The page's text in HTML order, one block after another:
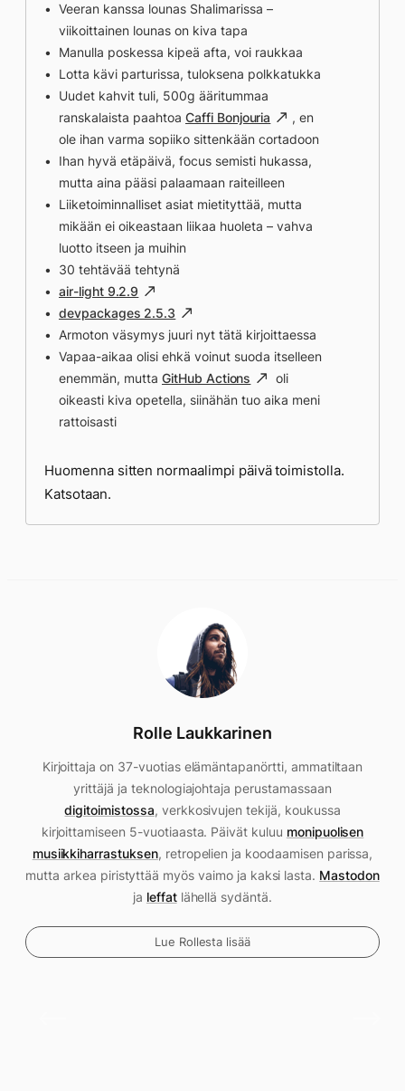
Veeran kanssa lounas Shalimarissa –
viikoittainen lounas on kiva tapa
Manulla poskessa kipeä afta, voi raukkaa
Lotta kävi parturissa, tuloksena polkkatukka
Uudet kahvit tuli, 500g ääritummaa
ranskalaista paahtoa Caffi Bonjouria
, en
ole ihan varma sopiiko sittenkään cortadoon
Ihan hyvä etäpäivä, focus semisti hukassa,
mutta aina pääsi palaamaan raiteilleen
Liiketoiminnalliset asiat mietityttää, mutta
mikään ei oikeastaan liikaa huoleta – vahva
luotto itseen ja muihin
30 tehtävää tehtynä
air-light 9.2.9
devpackages 2.5.3
Armoton väsymys juuri nyt tätä kirjoittaessa
Vapaa-aikaa olisi ehkä voinut suoda itselleen
enemmän, mutta GitHub Actions
oli
oikeasti kiva opetella, siinähän tuo aika meni
rattoisasti
Huomenna sitten normaalimpi päivä toimistolla.
Katsotaan.
Rolle Laukkarinen
Kirjoittaja on 37-vuotias elämäntapanörtti, ammatiltaan
yrittäjä ja teknologiajohtaja perustamassaan
digitoimistossa, verkkosivujen tekijä, koukussa
kirjoittamiseen 5-vuotiaasta. Päivät kuluu monipuolisen
musiikkiharrastuksen, retropelien ja koodaamisen parissa,
mutta arkea piristyttää myös vaimo ja kaksi lasta. Mastodon
ja leffatlähellä sydäntä.
Lue Rollesta lisää